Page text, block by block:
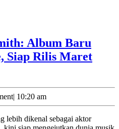
Album Baru
Siap Rilis Maret
| 10:20 am